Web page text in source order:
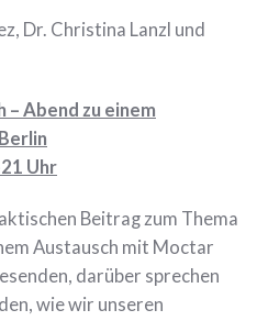
Dr. Christina Lanzl und
– Abend zu einem
Uhr
Beitrag zum Thema
Austausch mit Moctar
darüber sprechen
wie wir unseren